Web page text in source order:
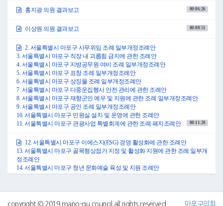
이번 감사에서는 의회 정책지원관 정원 확보, 의회 홈페이지 관리, 의원 의정
활동 홍보, 의회 시설 관리 등에 중점을 두어 감사를 실시하였으며, 감사결과
결과를 2023년 8월 2일까지 보고토록 하겠습니다.
정사무감사 결과보고서 내용대로 채택하여 주시기 바랍니다.
이상으로 2023년도 의회운영위원회 소관 행정사무감사 결과보고를 마치겠
습니다.
감사합니다.
●의장 김영미 남해석 의원 수고하셨습니다. 다음은 행정건설위원회 홍지광
의원 나오셔서 보고하여 주시기 바랍니다.
○홍지광의원 존경하는 김영미 의장님 그리고 선배 동료의원 여러분!
안녕하십니까? 행정건설위원회 홍지광 의원입니다.
「지방자치법」 제49조 및 같은 법 시행령 제41조부터 제53조의 규정과 「서
2023년도 행정사무감사 결과에 대하여 보고드리겠습니다.
우리 위원회에서는 지난 6월 2일부터 6월 9일까지 새마포담당관, 감사담당
관, 행정지원국, 관광경제국, 재정관리국, 교통건설국, 신수동 및 망원1동주
민센터, 마포구시설관리공단, 마포문화재단 소관업무에 대한 행정사무감사
를 실시하였습니다.
처리실태 등을 포함하여 구 행정 전반에 대한 감사를 실시하였습니다.
그 결과 구 본청 114건, 동주민센터 17건, 마포구시설관리공단 14건, 마포문
홍지광 의원 결과보고 00:06:26
이상원 의원 결과보고 00:08:51
2. 서울특별시 마포구 사무위임 조례 일부개정조례안
3. 서울특별시 마포구 직장 내 괴롭힘 금지에 관한 조례안
4. 서울특별시 마포구 지방공무원 여비 조례 일부개정조례안
5. 서울특별시 마포구 표창 조례 일부개정조례안
6. 서울특별시 마포구 상징물 조례 일부개정조례안
7. 서울특별시 마포구 다중운집행사 안전 관리에 관한 조례안
8. 서울특별시 마포구 재향군인 예우 및 지원에 관한 조례 일부개정조례안
9. 서울특별시 마포구 공인 조례 일부개정조례안
10. 서울특별시 마포구 민원실 설치 및 운영에 관한 조례안
11. 서울특별시 마포구 관광사업 특별회계에 관한 조례 폐지조례안
00:11:20
12. 서울특별시 마포구 이에스지(ESG) 경영 활성화에 관한 조례안
13. 서울특별시 마포구 골목형상점가 지정 및 활성화 지원에 관한 조례 일부개
정조례안
14. 서울특별시 마포구 청년 문화예술 육성 및 지원 조례안
15. 서울특별시 마포구 관급공사 구민 우대고용에 관한 조례안
안
17. 서울특별시 마포구 성인지 예산제의 실효성 향상을 위한 조례안
마포구의회
copyright © 2019 mapo-gu council all rights reserved